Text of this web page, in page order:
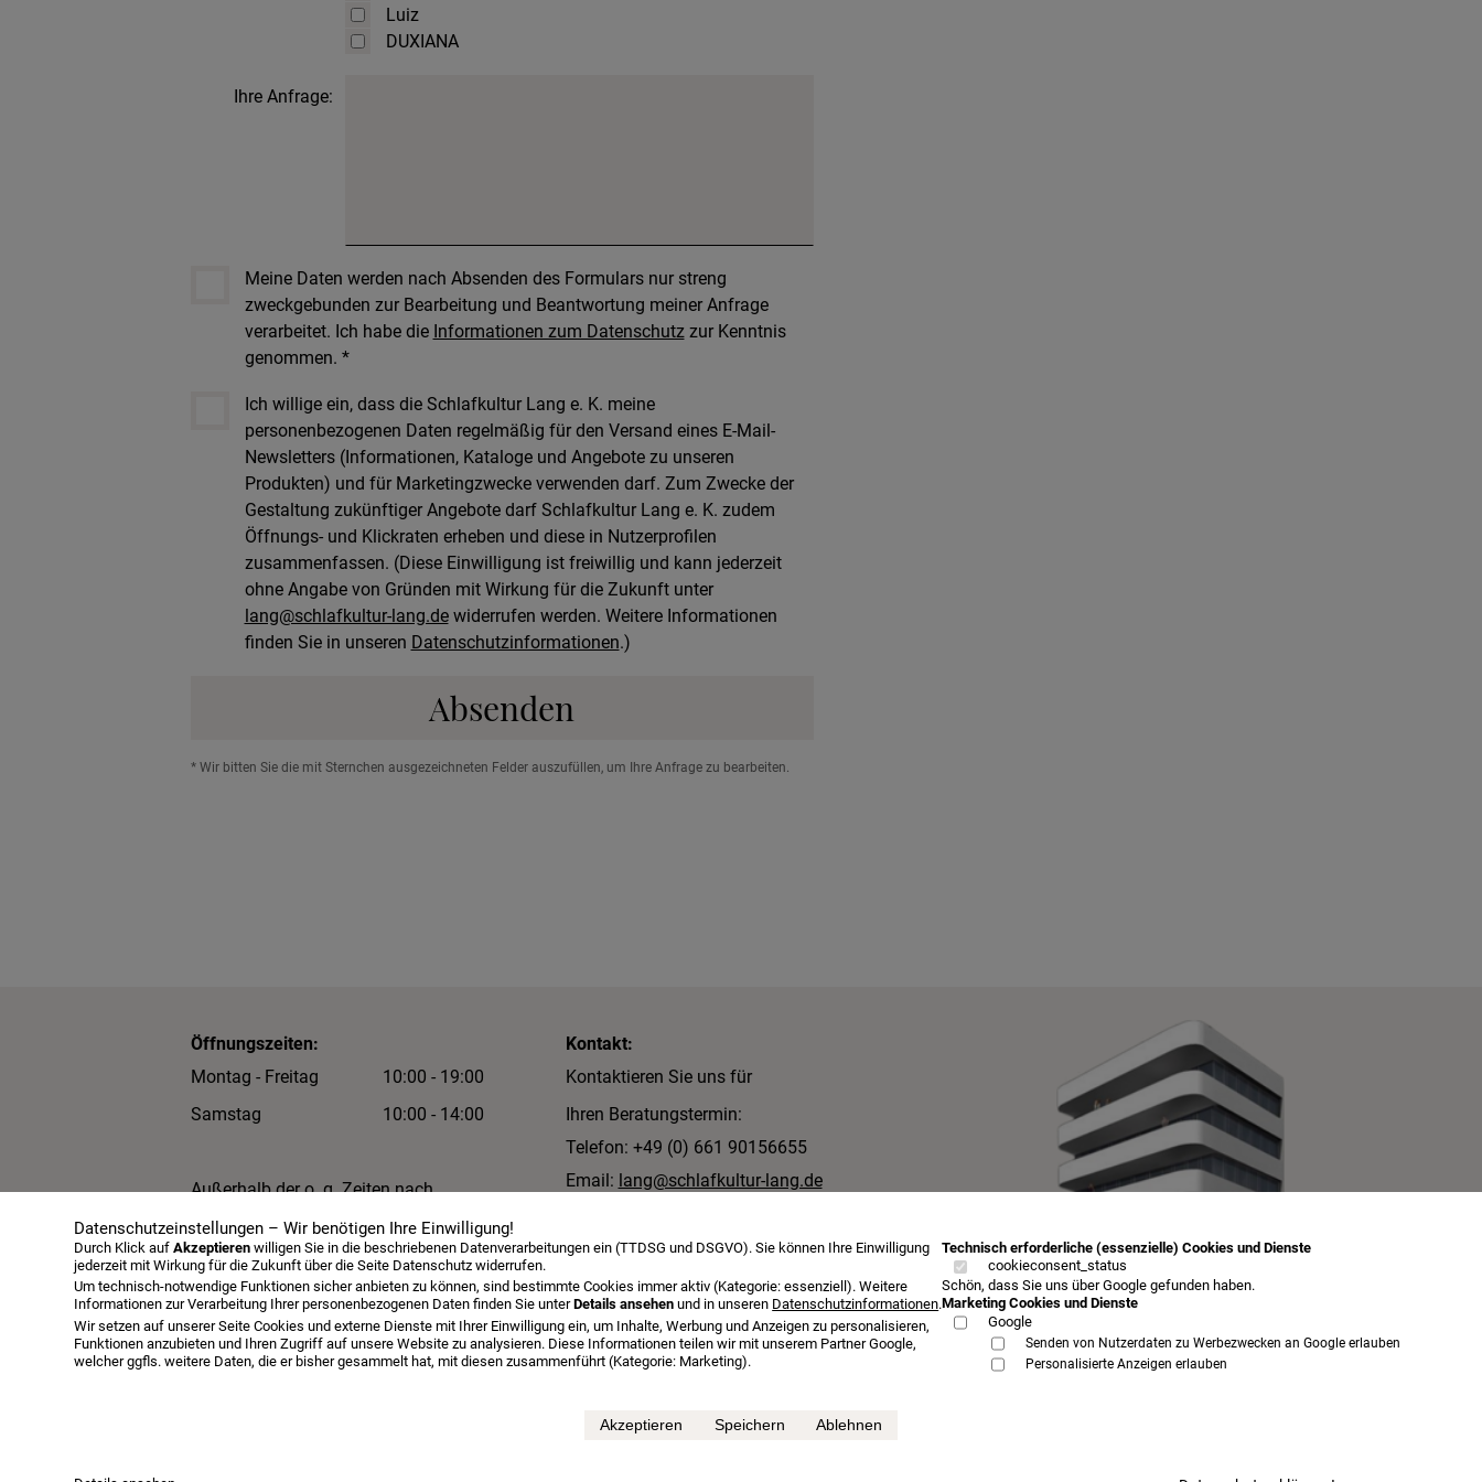
Luiz
DUXIANA
Ihre Anfrage:
Meine Daten werden nach Absenden des Formulars nur streng
zweckgebunden zur Bearbeitung und Beantwortung meiner Anfrage
verarbeitet. Ich habe die Informationen zum Datenschutzzur Kenntnis
genommen. *
Ich willige ein, dass die Schlafkultur Lang e. K. meine
personenbezogenen Daten regelmäßig für den Versand eines E-Mail-
Newsletters (Informationen, Kataloge und Angebote zu unseren
Produkten) und für Marketingzwecke verwenden darf. Zum Zwecke der
Gestaltung zukünftiger Angebote darf Schlafkultur Lang e. K. zudem
Öffnungs- und Klickraten erheben und diese in Nutzerprofilen
zusammenfassen. (Diese Einwilligung ist freiwillig und kann jederzeit
ohne Angabe von Gründen mit Wirkung für die Zukunft unter
lang@schlafkultur-lang.dewiderrufen werden. Weitere Informationen
finden Sie in unseren Datenschutzinformationen.)
Absenden
* Wir bitten Sie die mit Sternchen ausgezeichneten Felder auszufüllen, um Ihre Anfrage zu bearbeiten.
Öffnungszeiten:
Montag - Freitag
10:00 - 19:00
Samstag
10:00 - 14:00
Außerhalb der o. g. Zeiten nach
Terminabsprache.
Kontakt:
Kontaktieren Sie uns für
Ihren Beratungstermin:
Telefon: +49 (0) 661 90156655
Email: lang@schlafkultur-lang.de
Inh. Lutz Allister Lang
Dalbergstraße 2-4
36037 Fulda
Öffnungszeiten Beratungstermin Probeschlafen
mehr...
Jensen Betten Augsburg bei Schlafkultur Lang
Datenschutzeinstellungen – Wir benötigen Ihre Einwilligung!
Durch Klick aufAkzeptieren willigen Sie in die beschriebenen Datenverarbeitungen ein (TTDSG und DSGVO). Sie können Ihre Einwilligung
jederzeit mit Wirkung für die Zukunft über die Seite Datenschutz widerrufen.
Um technisch-notwendige Funktionen sicher anbieten zu können, sind bestimmte Cookies immer aktiv (Kategorie: essenziell). Weitere
Informationen zur Verarbeitung Ihrer personenbezogenen Daten finden Sie unterDetails ansehen und in unseren Datenschutzinformationen.
Wir setzen auf unserer Seite Cookies und externe Dienste mit Ihrer Einwilligung ein, um Inhalte, Werbung und Anzeigen zu personalisieren,
Funktionen anzubieten und Ihren Zugriff auf unsere Website zu analysieren. Diese Informationen teilen wir mit unserem Partner Google,
welcher ggfls. weitere Daten, die er bisher gesammelt hat, mit diesen zusammenführt (Kategorie: Marketing).
Technisch erforderliche (essenzielle) Cookies und Dienste
cookieconsent_status
Schön, dass Sie uns über Google gefunden haben.
Marketing Cookies und Dienste
Google
Senden von Nutzerdaten zu Werbezwecken an Google erlauben
Personalisierte Anzeigen erlauben
Akzeptieren Speichern Ablehnen